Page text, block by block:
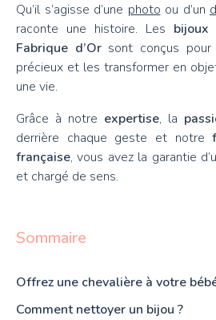
Qu’il s’agisse d’une photo ou d’un
raconte une histoire. Les bijoux
Fabrique d’Orsont conçus pour
précieux et les transformer en
une vie.
Grâce à notre expertise, la
derrière chaque geste et notre
française, vous avez la garantie
et chargé de sens.
Sommaire
Offrez une chevalière à votre
Comment nettoyer un bijou ?